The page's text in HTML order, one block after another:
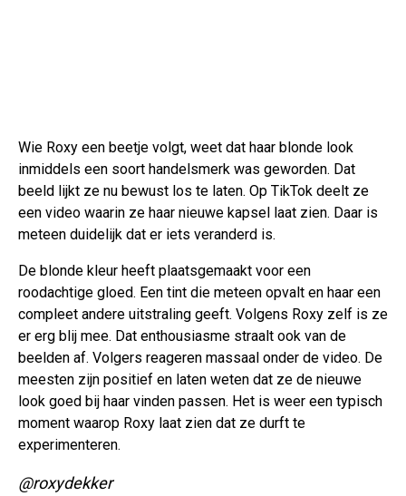
Wie Roxy een beetje volgt, weet dat haar blonde look
inmiddels een soort handelsmerk was geworden. Dat
beeld lijkt ze nu bewust los te laten. Op TikTok deelt ze
een video waarin ze haar nieuwe kapsel laat zien. Daar is
meteen duidelijk dat er iets veranderd is.
De blonde kleur heeft plaatsgemaakt voor een
roodachtige gloed. Een tint die meteen opvalt en haar een
compleet andere uitstraling geeft. Volgens Roxy zelf is ze
er erg blij mee. Dat enthousiasme straalt ook van de
beelden af. Volgers reageren massaal onder de video. De
meesten zijn positief en laten weten dat ze de nieuwe
look goed bij haar vinden passen. Het is weer een typisch
moment waarop Roxy laat zien dat ze durft te
experimenteren.
@roxydekker